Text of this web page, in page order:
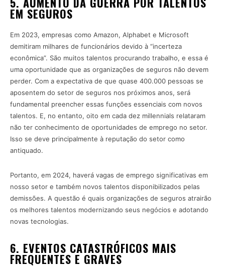
EM SEGUROS
Em 2023, empresas como Amazon, Alphabet e Microsoft
demitiram milhares de funcionários devido à “incerteza
econômica”. São muitos talentos procurando trabalho, e essa é
uma oportunidade que as organizações de seguros não devem
perder. Com a expectativa de que quase 400.000 pessoas se
aposentem do setor de seguros nos próximos anos, será
fundamental preencher essas funções essenciais com novos
talentos. E, no entanto, oito em cada dez millennials relataram
não ter conhecimento de oportunidades de emprego no setor.
Isso se deve principalmente à reputação do setor como
antiquado.
Portanto, em 2024, haverá vagas de emprego significativas em
nosso setor e também novos talentos disponibilizados pelas
demissões. A questão é quais organizações de seguros atrairão
os melhores talentos modernizando seus negócios e adotando
novas tecnologias.
6. EVENTOS CATASTRÓFICOS MAIS
FREQUENTES E GRAVES